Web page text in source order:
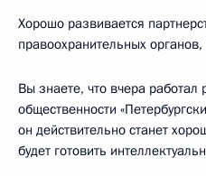
Хорошо развивается
правоохранительных
Вы знаете, что вчера
общественности
он действительно станет
будет готовить